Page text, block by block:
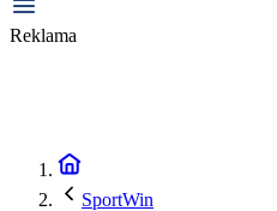
Reklama
SportWin